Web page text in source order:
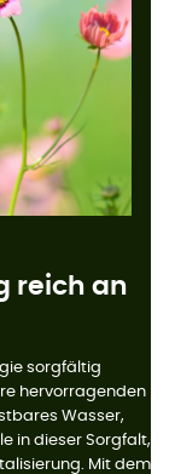
reich an
sorgfältig
hervorragenden
Wasser,
in dieser Sorgfalt,
Mit dem